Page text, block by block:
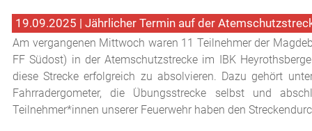
19.09.2025 | Jährlicher Termin auf der
Am vergangenen Mittwoch waren 11 Teilnehmer der
FF Südost) in der Atemschutzstrecke im IBK
diese Strecke erfolgreich zu absolvieren. Dazu gehört
Fahrradergometer, die Übungsstrecke selbst und
Teilnehmer*innen unserer Feuerwehr haben den